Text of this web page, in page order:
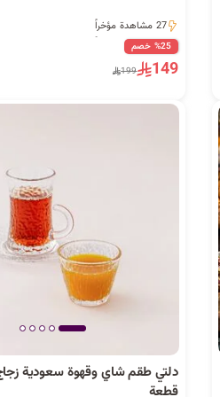
27 مشاهدة مؤخراً
27 مشاهدة مؤخراً
%25 خصم
149
199
قطعة